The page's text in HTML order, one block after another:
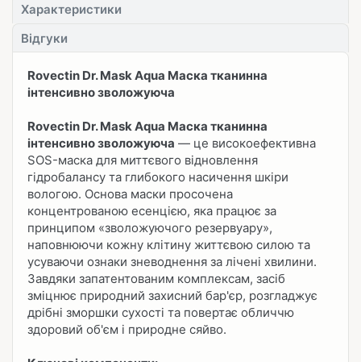
Характеристики
Відгуки
Rovectin Dr. Mask Aqua Маска тканинна
інтенсивно зволожуюча
Rovectin Dr. Mask Aqua Маска тканинна
інтенсивно зволожуюча — це високоефективна
SOS-маска для миттєвого відновлення
гідробалансу та глибокого насичення шкіри
вологою. Основа маски просочена
концентрованою есенцією, яка працює за
принципом «зволожуючого резервуару»,
наповнюючи кожну клітину життєвою силою та
усуваючи ознаки зневоднення за лічені хвилини.
Завдяки запатентованим комплексам, засіб
зміцнює природний захисний бар'єр, розгладжує
дрібні зморшки сухості та повертає обличчю
здоровий об'єм і природне сяйво.